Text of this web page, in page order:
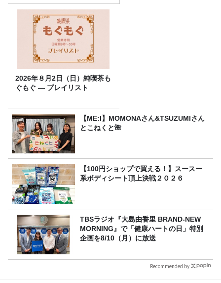
2026年８月2日（日）純喫茶も
ぐもぐ ― プレイリスト
【ME:I】MOMONAさん&TSUZUMIさん
とこねくと🌺
【100円ショップで買える！】スースー
系ボディシート頂上決戦２０２６
TBSラジオ『大島由香里 BRAND-NEW
MORNING』で「健康ハートの日」特別
企画を8/10（月）に放送
Recommended by